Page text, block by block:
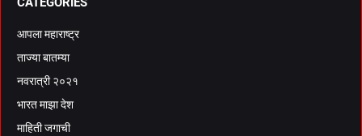
आपला महाराष्ट्र
ताज्या बातम्या
नवरात्री २०२१
भारत माझा देश
माहिती जगाची